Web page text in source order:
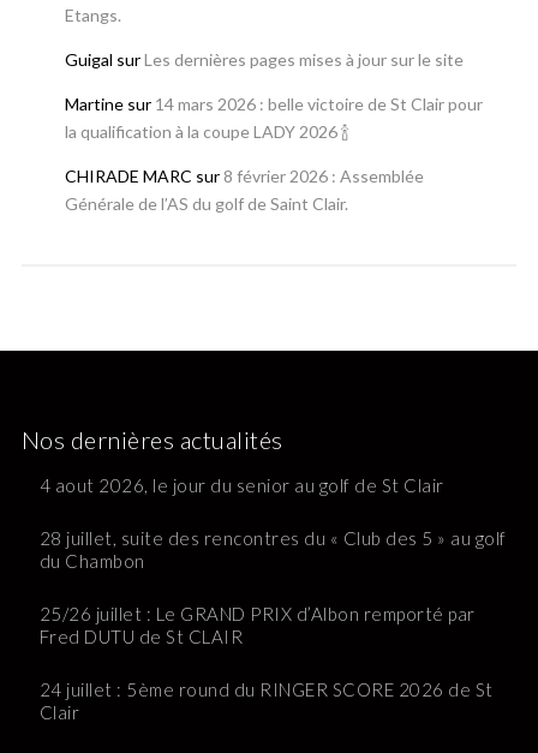
Etangs.
Guigal surLes dernières pages mises à jour sur le site
Martinesur 14 mars 2026 : belle victoire de St Clair pour
la qualification à la coupe LADY 2026 🍾
CHIRADE MARC sur 8 février 2026 : Assemblée
Générale de l’AS du golf de Saint Clair.
Nos dernières actualités
4 aout 2026, le jour du senior au golf de St Clair
28 juillet, suite des rencontres du « Club des 5 » au golf
du Chambon
25/26 juillet : Le GRAND PRIX d’Albon remporté par
Fred DUTU de St CLAIR
24 juillet : 5ème round du RINGER SCORE 2026 de St
Clair